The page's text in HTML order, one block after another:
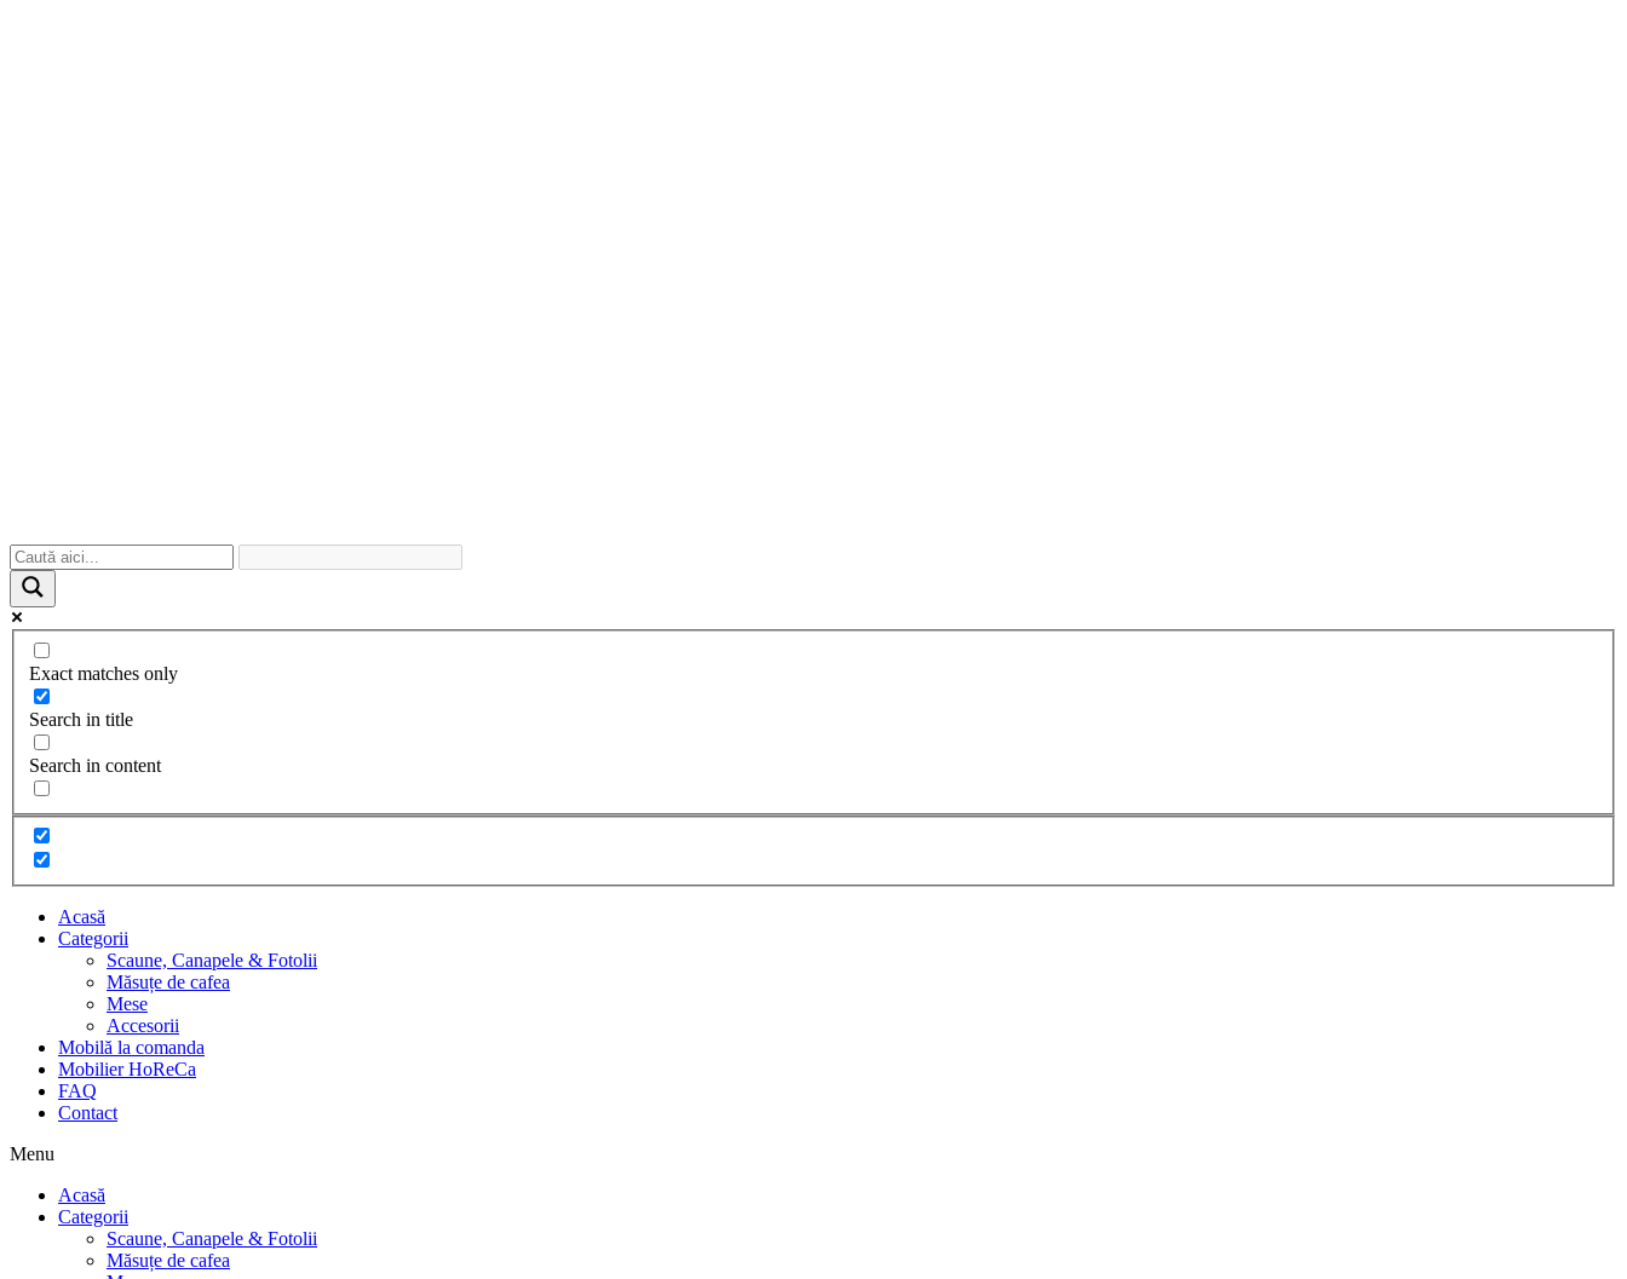
Exact matches only
Search in title
Search in content
Acasă
Categorii
Scaune, Canapele & Fotolii
Măsuțe de cafea
Mese
Accesorii
Mobilă la comanda
Mobilier HoReCa
FAQ
Contact
Menu
Acasă
Categorii
Scaune, Canapele & Fotolii
Măsuțe de cafea